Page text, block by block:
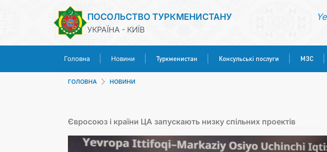
ПОСОЛЬСТВО ТУРКМЕНИСТАНУ
УКРАЇНА - КИЇВ
Головна Новини Туркменистан Консульські послуги МЗС
ГОЛОВНА НОВИНИ
Євросоюз і країни ЦА запускають низку спільних проектів